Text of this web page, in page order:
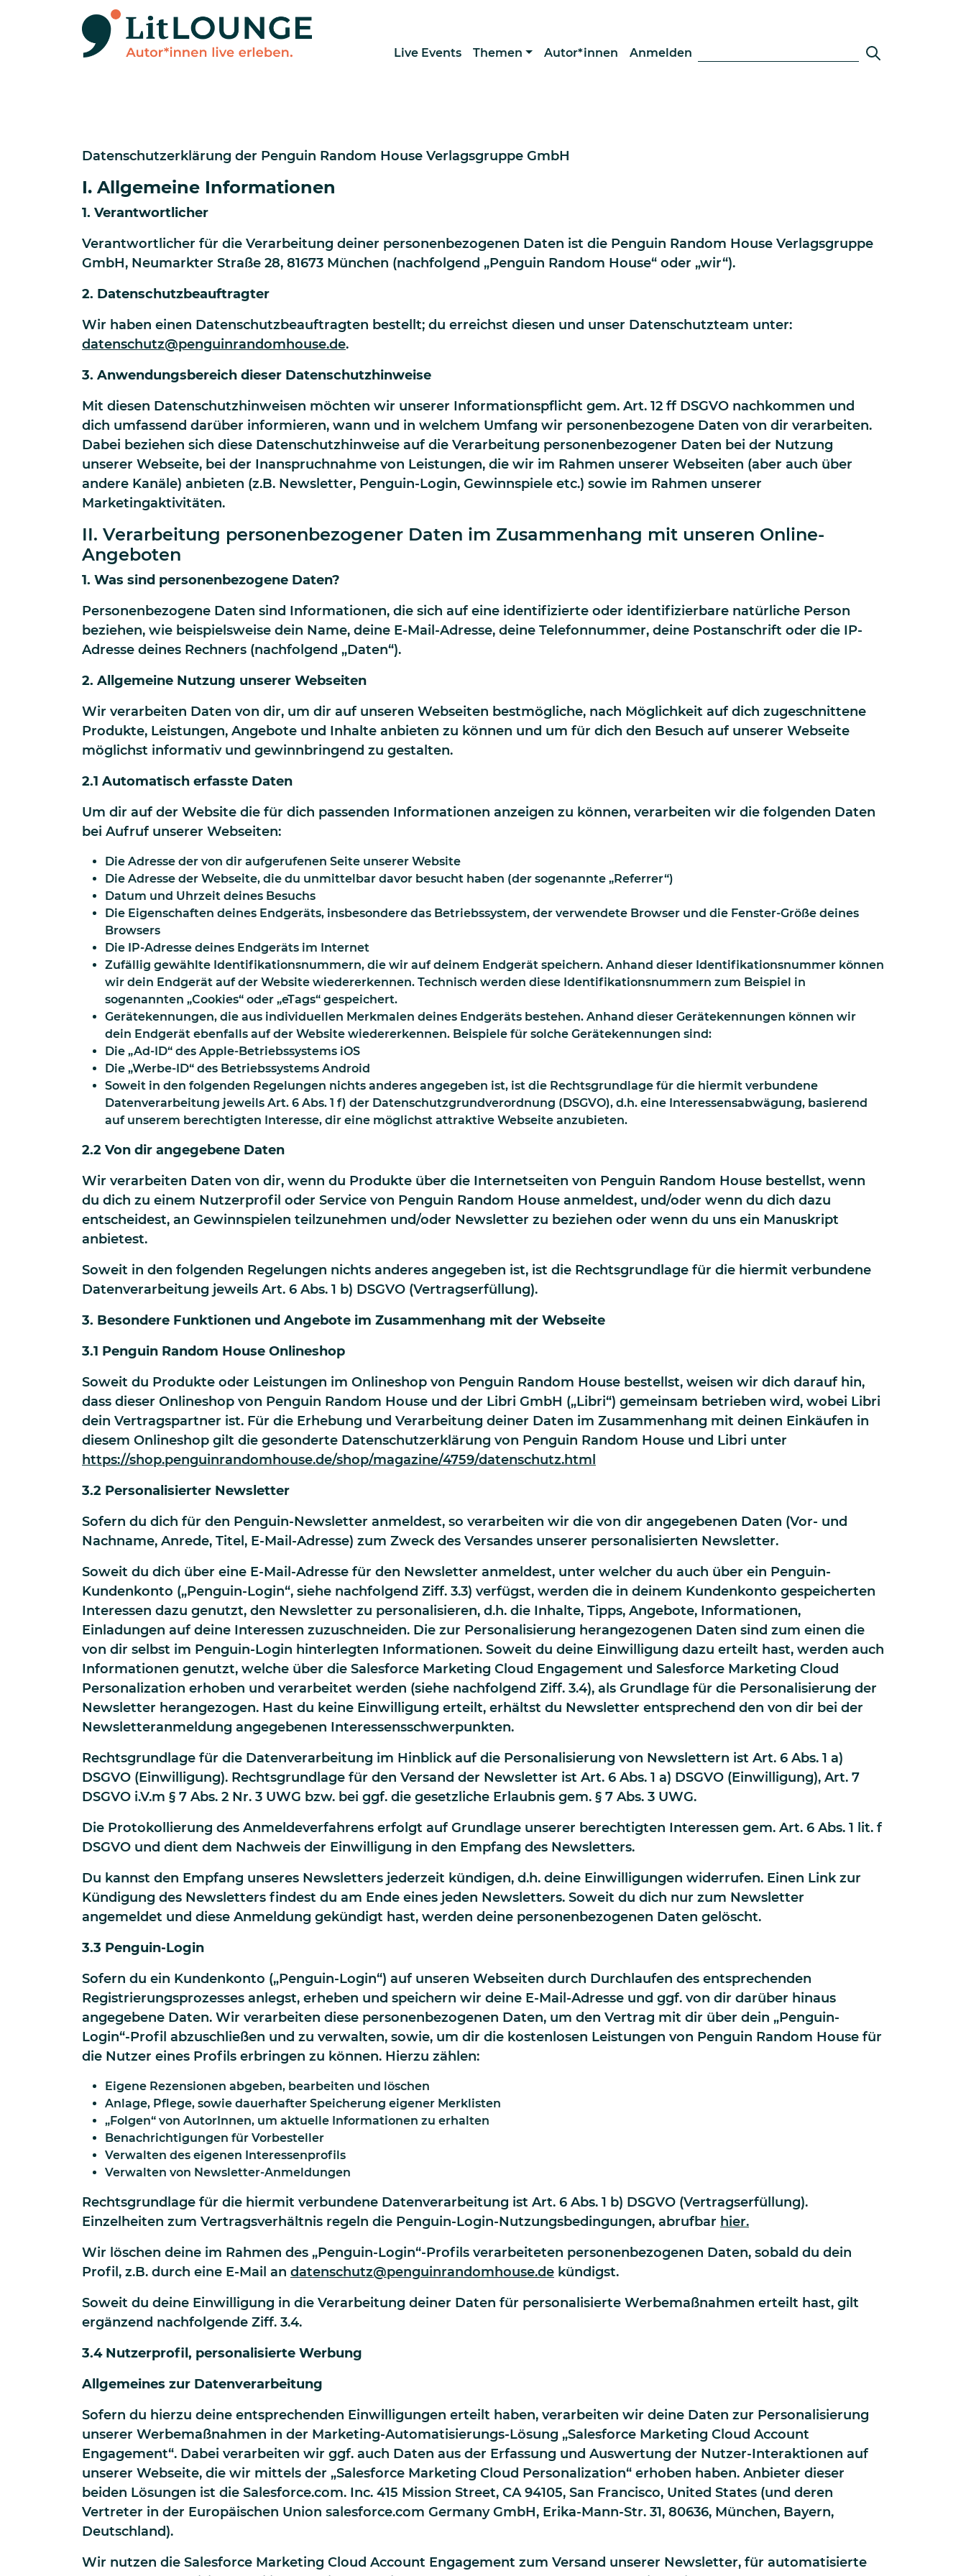
Live Events Themen Autor*innen Anmelden
Datenschutzerklärung der Penguin Random House Verlagsgruppe GmbH
I. Allgemeine Informationen
1. Verantwortlicher
Verantwortlicher für die Verarbeitung deiner personenbezogenen Daten ist die Penguin Random House Verlagsgruppe
GmbH, Neumarkter Straße 28, 81673 München (nachfolgend „Penguin Random House“ oder „wir“).
2. Datenschutzbeauftragter
Wir haben einen Datenschutzbeauftragten bestellt; du erreichst diesen und unser Datenschutzteam unter:
datenschutz@penguinrandomhouse.de.
3. Anwendungsbereich dieser Datenschutzhinweise
Mit diesen Datenschutzhinweisen möchten wir unserer Informationspflicht gem. Art. 12 ff DSGVO nachkommen und
dich umfassend darüber informieren, wann und in welchem Umfang wir personenbezogene Daten von dir verarbeiten.
Dabei beziehen sich diese Datenschutzhinweise auf die Verarbeitung personenbezogener Daten bei der Nutzung
unserer Webseite, bei der Inanspruchnahme von Leistungen, die wir im Rahmen unserer Webseiten (aber auch über
andere Kanäle) anbieten (z.B. Newsletter, Penguin-Login, Gewinnspiele etc.) sowie im Rahmen unserer
Marketingaktivitäten.
II. Verarbeitung personenbezogener Daten im Zusammenhang mit unseren Online-
Angeboten
1. Was sind personenbezogene Daten?
Personenbezogene Daten sind Informationen, die sich auf eine identifizierte oder identifizierbare natürliche Person
beziehen, wie beispielsweise dein Name, deine E-Mail-Adresse, deine Telefonnummer, deine Postanschrift oder die IP-
Adresse deines Rechners (nachfolgend „Daten“).
2. Allgemeine Nutzung unserer Webseiten
Wir verarbeiten Daten von dir, um dir auf unseren Webseiten bestmögliche, nach Möglichkeit auf dich zugeschnittene
Produkte, Leistungen, Angebote und Inhalte anbieten zu können und um für dich den Besuch auf unserer Webseite
möglichst informativ und gewinnbringend zu gestalten.
2.1 Automatisch erfasste Daten
Um dir auf der Website die für dich passenden Informationen anzeigen zu können, verarbeiten wir die folgenden Daten
bei Aufruf unserer Webseiten:
Die Adresse der von dir aufgerufenen Seite unserer Website
Die Adresse der Webseite, die du unmittelbar davor besucht haben (der sogenannte „Referrer“)
Datum und Uhrzeit deines Besuchs
Die Eigenschaften deines Endgeräts, insbesondere das Betriebssystem, der verwendete Browser und die Fenster-Größe deines
Browsers
Die IP-Adresse deines Endgeräts im Internet
Zufällig gewählte Identifikationsnummern, die wir auf deinem Endgerät speichern. Anhand dieser Identifikationsnummer können
wir dein Endgerät auf der Website wiedererkennen. Technisch werden diese Identifikationsnummern zum Beispiel in
sogenannten „Cookies“ oder „eTags“ gespeichert.
Gerätekennungen, die aus individuellen Merkmalen deines Endgeräts bestehen. Anhand dieser Gerätekennungen können wir
dein Endgerät ebenfalls auf der Website wiedererkennen. Beispiele für solche Gerätekennungen sind:
Die „Ad-ID“ des Apple-Betriebssystems iOS
Die „Werbe-ID“ des Betriebssystems Android
Soweit in den folgenden Regelungen nichts anderes angegeben ist, ist die Rechtsgrundlage für die hiermit verbundene
Datenverarbeitung jeweils Art. 6 Abs. 1 f) der Datenschutzgrundverordnung (DSGVO), d.h. eine Interessensabwägung, basierend
auf unserem berechtigten Interesse, dir eine möglichst attraktive Webseite anzubieten.
2.2 Von dir angegebene Daten
Wir verarbeiten Daten von dir, wenn du Produkte über die Internetseiten von Penguin Random House bestellst, wenn
du dich zu einem Nutzerprofil oder Service von Penguin Random House anmeldest, und/oder wenn du dich dazu
entscheidest, an Gewinnspielen teilzunehmen und/oder Newsletter zu beziehen oder wenn du uns ein Manuskript
anbietest.
Soweit in den folgenden Regelungen nichts anderes angegeben ist, ist die Rechtsgrundlage für die hiermit verbundene
Datenverarbeitung jeweils Art. 6 Abs. 1 b) DSGVO (Vertragserfüllung).
3. Besondere Funktionen und Angebote im Zusammenhang mit der Webseite
3.1 Penguin Random House Onlineshop
Soweit du Produkte oder Leistungen im Onlineshop von Penguin Random House bestellst, weisen wir dich darauf hin,
dass dieser Onlineshop von Penguin Random House und der Libri GmbH („Libri“) gemeinsam betrieben wird, wobei Libri
dein Vertragspartner ist. Für die Erhebung und Verarbeitung deiner Daten im Zusammenhang mit deinen Einkäufen in
diesem Onlineshop gilt die gesonderte Datenschutzerklärung von Penguin Random House und Libri unter
https://shop.penguinrandomhouse.de/shop/magazine/4759/datenschutz.html
3.2 Personalisierter Newsletter
Sofern du dich für den Penguin-Newsletter anmeldest, so verarbeiten wir die von dir angegebenen Daten (Vor- und
Nachname, Anrede, Titel, E-Mail-Adresse) zum Zweck des Versandes unserer personalisierten Newsletter.
Soweit du dich über eine E-Mail-Adresse für den Newsletter anmeldest, unter welcher du auch über ein Penguin-
Kundenkonto („Penguin-Login“, siehe nachfolgend Ziff. 3.3) verfügst, werden die in deinem Kundenkonto gespeicherten
Interessen dazu genutzt, den Newsletter zu personalisieren, d.h. die Inhalte, Tipps, Angebote, Informationen,
Einladungen auf deine Interessen zuzuschneiden. Die zur Personalisierung herangezogenen Daten sind zum einen die
von dir selbst im Penguin-Login hinterlegten Informationen. Soweit du deine Einwilligung dazu erteilt hast, werden auch
Informationen genutzt, welche über die Salesforce Marketing Cloud Engagement und Salesforce Marketing Cloud
Personalization erhoben und verarbeitet werden (siehe nachfolgend Ziff. 3.4), als Grundlage für die Personalisierung der
Newsletter herangezogen. Hast du keine Einwilligung erteilt, erhältst du Newsletter entsprechend den von dir bei der
Newsletteranmeldung angegebenen Interessensschwerpunkten.
Rechtsgrundlage für die Datenverarbeitung im Hinblick auf die Personalisierung von Newslettern ist Art. 6 Abs. 1 a)
DSGVO (Einwilligung). Rechtsgrundlage für den Versand der Newsletter ist Art. 6 Abs. 1 a) DSGVO (Einwilligung), Art. 7
DSGVO i.V.m § 7 Abs. 2 Nr. 3 UWG bzw. bei ggf. die gesetzliche Erlaubnis gem. § 7 Abs. 3 UWG.
Die Protokollierung des Anmeldeverfahrens erfolgt auf Grundlage unserer berechtigten Interessen gem. Art. 6 Abs. 1 lit. f
DSGVO und dient dem Nachweis der Einwilligung in den Empfang des Newsletters.
Du kannst den Empfang unseres Newsletters jederzeit kündigen, d.h. deine Einwilligungen widerrufen. Einen Link zur
Kündigung des Newsletters findest du am Ende eines jeden Newsletters. Soweit du dich nur zum Newsletter
angemeldet und diese Anmeldung gekündigt hast, werden deine personenbezogenen Daten gelöscht.
3.3 Penguin-Login
Sofern du ein Kundenkonto („Penguin-Login“) auf unseren Webseiten durch Durchlaufen des entsprechenden
Registrierungsprozesses anlegst, erheben und speichern wir deine E-Mail-Adresse und ggf. von dir darüber hinaus
angegebene Daten. Wir verarbeiten diese personenbezogenen Daten, um den Vertrag mit dir über dein „Penguin-
Login“-Profil abzuschließen und zu verwalten, sowie, um dir die kostenlosen Leistungen von Penguin Random House für
die Nutzer eines Profils erbringen zu können. Hierzu zählen:
Eigene Rezensionen abgeben, bearbeiten und löschen
Anlage, Pflege, sowie dauerhafter Speicherung eigener Merklisten
„Folgen“ von AutorInnen, um aktuelle Informationen zu erhalten
Benachrichtigungen für Vorbesteller
Verwalten des eigenen Interessenprofils
Verwalten von Newsletter-Anmeldungen
Rechtsgrundlage für die hiermit verbundene Datenverarbeitung ist Art. 6 Abs. 1 b) DSGVO (Vertragserfüllung).
Einzelheiten zum Vertragsverhältnis regeln die Penguin-Login-Nutzungsbedingungen, abrufbar hier.
Wir löschen deine im Rahmen des „Penguin-Login“-Profils verarbeiteten personenbezogenen Daten, sobald du dein
Profil, z.B. durch eine E-Mail an datenschutz@penguinrandomhouse.de kündigst.
Soweit du deine Einwilligung in die Verarbeitung deiner Daten für personalisierte Werbemaßnahmen erteilt hast, gilt
ergänzend nachfolgende Ziff. 3.4.
3.4 Nutzerprofil, personalisierte Werbung
Allgemeines zur Datenverarbeitung
Sofern du hierzu deine entsprechenden Einwilligungen erteilt haben, verarbeiten wir deine Daten zur Personalisierung
unserer Werbemaßnahmen in der Marketing-Automatisierungs-Lösung „Salesforce Marketing Cloud Account
Engagement“. Dabei verarbeiten wir ggf. auch Daten aus der Erfassung und Auswertung der Nutzer-Interaktionen auf
unserer Webseite, die wir mittels der „Salesforce Marketing Cloud Personalization“ erhoben haben. Anbieter dieser
beiden Lösungen ist die Salesforce.com. Inc. 415 Mission Street, CA 94105, San Francisco, United States (und deren
Vertreter in der Europäischen Union salesforce.com Germany GmbH, Erika-Mann-Str. 31, 80636, München, Bayern,
Deutschland).
Wir nutzen die Salesforce Marketing Cloud Account Engagement zum Versand unserer Newsletter, für automatisierte